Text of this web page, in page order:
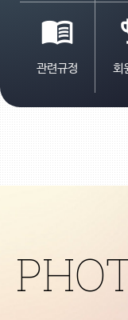
menu_book
관련규정 회